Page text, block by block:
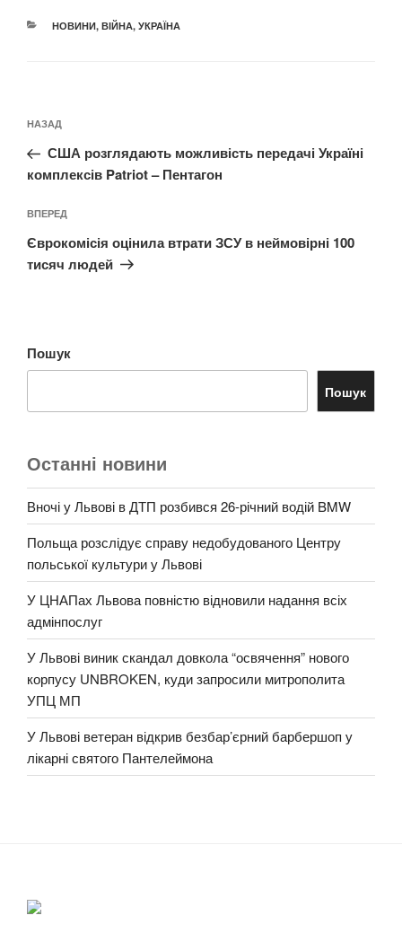
КАТЕГОРІЇ
НОВИНИ, ВІЙНА, УКРАЇНА
записів
Попередній
запис:
НАЗАД
США розглядають можливість передачі Україні
комплексів Patriot – Пентагон
Наступний
запис
ВПЕРЕД
Єврокомісія оцінила втрати ЗСУ в неймовірні 100
тисяч людей
Пошук
Пошук
Останні новини
Вночі у Львові в ДТП розбився 26-річний водій BMW
Польща розслідує справу недобудованого Центру
польської культури у Львові
У ЦНАПах Львова повністю відновили надання всіх
адмінпослуг
У Львові виник скандал довкола “освячення” нового
корпусу UNBROKEN, куди запросили митрополита
УПЦ МП
У Львові ветеран відкрив безбар’єрний барбершоп у
лікарні святого Пантелеймона